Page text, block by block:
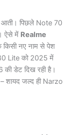
आती। पिछले Note 70
ऐसे में Realme
किसी नए नाम से पेश
Lite को 2025 में
की डेट दिख रही है।
शायद जल्द ही Narzo